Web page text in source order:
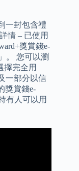
一封包含禮
情 – 已使用
獎賞錢e-
。 您可以瀏
擇完全用
一部分以信
獎賞錢e-
有人可以用